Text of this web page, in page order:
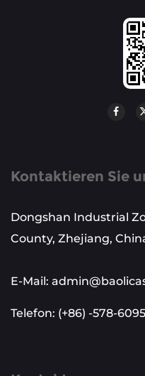
Kontaktieren Sie
Dongshan Industrial
County, Zhejiang,
E-Mail:
Telefon: (+86) -578-